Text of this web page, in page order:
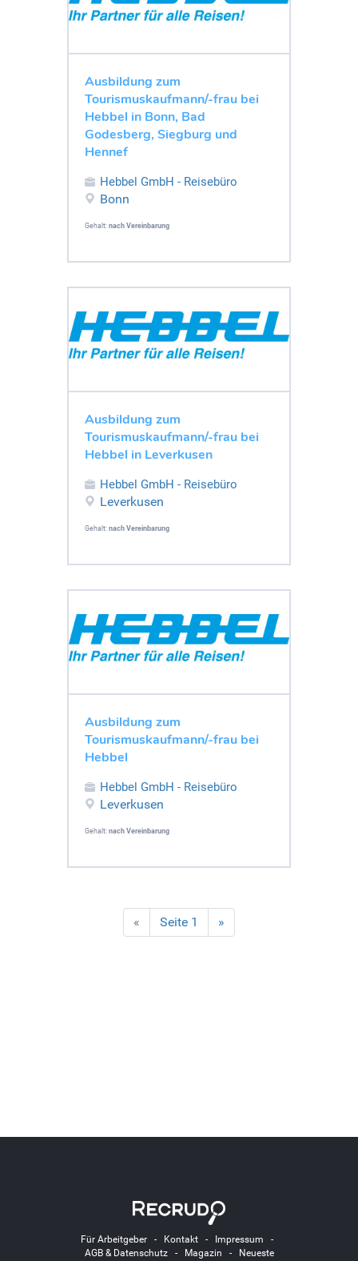
Ausbildung zum
Tourismuskaufmann/-frau bei
Hebbel in Bonn, Bad
Godesberg, Siegburg und
Hennef
Hebbel GmbH - Reisebüro
Bonn
Gehalt: nach Vereinbarung
Ausbildung zum
Tourismuskaufmann/-frau bei
Hebbel in Leverkusen
Hebbel GmbH - Reisebüro
Leverkusen
Gehalt: nach Vereinbarung
Ausbildung zum
Tourismuskaufmann/-frau bei
Hebbel
Hebbel GmbH - Reisebüro
Leverkusen
Gehalt: nach Vereinbarung
« Seite 1 »
Für Arbeitgeber- Kontakt- Impressum -
AGB & Datenschutz- Magazin -
Neueste